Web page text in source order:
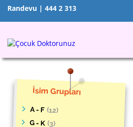
Randevu | 444 2 313
İsim Grupları
A - F (12)
G - K (3)